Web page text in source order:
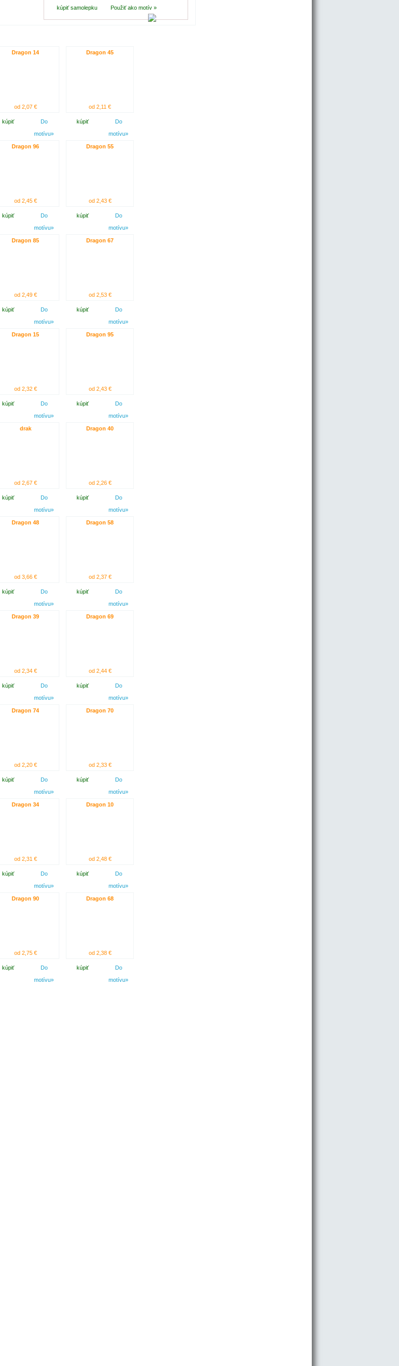
kúpiť samolepku Použiť ako motív »
Dragon 14
od 2,07 €
kúpiť
Do
motívu»
Dragon 45
od 2,11 €
kúpiť
Do
motívu»
Dragon 96
od 2,45 €
kúpiť
Do
motívu»
Dragon 55
od 2,43 €
kúpiť
Do
motívu»
Dragon 85
od 2,49 €
kúpiť
Do
motívu»
Dragon 67
od 2,53 €
kúpiť
Do
motívu»
Dragon 15
od 2,32 €
kúpiť
Do
motívu»
Dragon 95
od 2,43 €
kúpiť
Do
motívu»
drak
od 2,67 €
kúpiť
Do
motívu»
Dragon 40
od 2,26 €
kúpiť
Do
motívu»
Dragon 48
od 3,66 €
kúpiť
Do
motívu»
Dragon 58
od 2,37 €
kúpiť
Do
motívu»
Dragon 39
od 2,34 €
kúpiť
Do
motívu»
Dragon 69
od 2,44 €
kúpiť
Do
motívu»
Dragon 74
od 2,20 €
kúpiť
Do
motívu»
Dragon 70
od 2,33 €
kúpiť
Do
motívu»
Dragon 34
od 2,31 €
kúpiť
Do
motívu»
Dragon 10
od 2,48 €
kúpiť
Do
motívu»
Dragon 90
od 2,75 €
kúpiť
Do
motívu»
Dragon 68
od 2,38 €
kúpiť
Do
motívu»